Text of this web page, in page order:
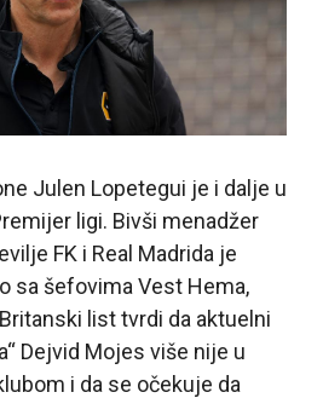
Julen Lopetegui je i dalje u
ligi. Bivši menadžer
FK i Real Madrida je
sa šefovima Vest Hema,
list tvrdi da aktuelni
Dejvid Mojes više nije u
i da se očekuje da